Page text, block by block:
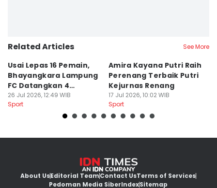
Related Articles See More
Usai Lepas 16 Pemain,
Bhayangkara Lampung
FC Datangkan 4
Rekrutan
26 Jul 2026, 12:49 WIB
Sport
Amira Kayana Putri Raih
Perenang Terbaik Putri
Kejurnas Renang
17 Jul 2026, 10:02 WIB
Sport
About UsEditorial TeamContact UsTerms of Services
Pedoman Media SiberIndexSitemap